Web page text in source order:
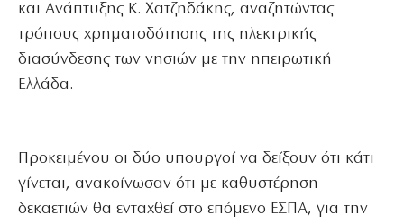
και Ανάπτυξης Κ. Χατζηδάκης, αναζητώντας
τρόπους χρηματοδότησης της ηλεκτρικής
διασύνδεσης των νησιών με την ηπειρωτική
Ελλάδα.
Προκειμένου οι δύο υπουργοί να δείξουν ότι κάτι
γίνεται, ανακοίνωσαν ότι με καθυστέρηση
δεκαετιών θα ενταχθεί στο επόμενο ΕΣΠΑ, για την